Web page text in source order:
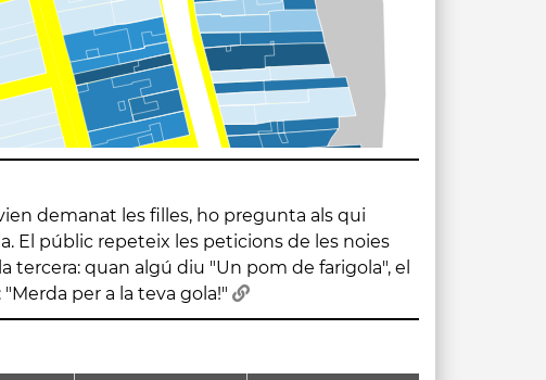
per a la teva gola!"